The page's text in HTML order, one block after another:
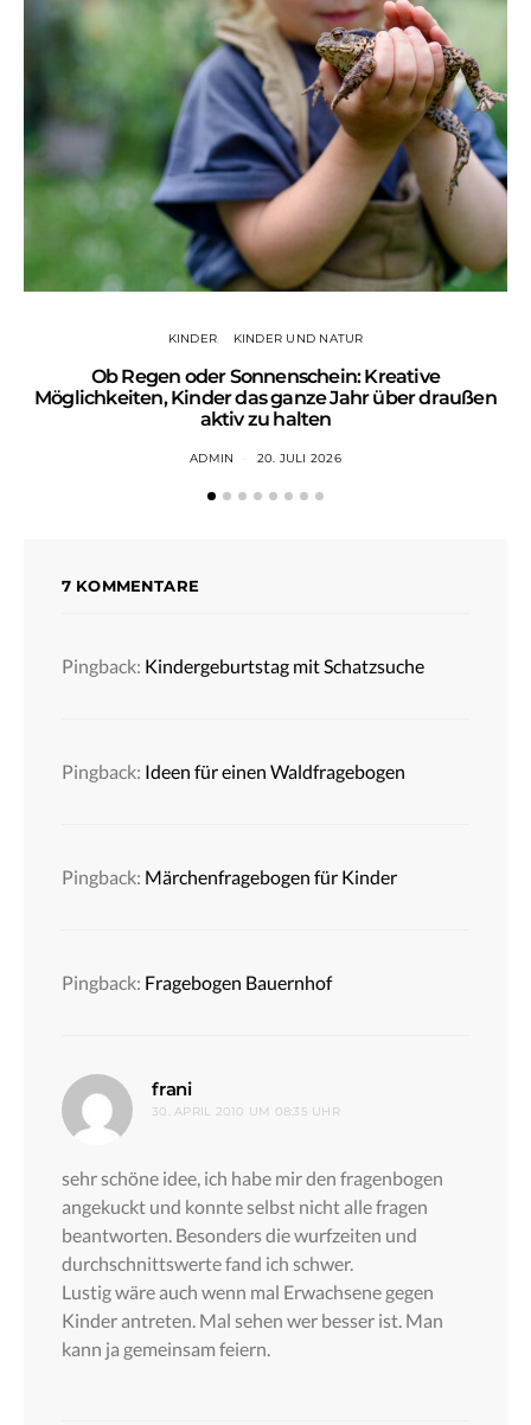
KINDER KINDER UND NATUR
Ob Regen oder Sonnenschein: Kreative
Möglichkeiten, Kinder das ganze Jahr über draußen
aktiv zu halten
ADMIN 20. JULI 2026
7 KOMMENTARE
Pingback: Kindergeburtstag mit Schatzsuche
Pingback: Ideen für einen Waldfragebogen
Pingback: Märchenfragebogen für Kinder
Pingback: Fragebogen Bauernhof
franisagt:
30. APRIL 2010 UM 08:35 UHR
sehr schöne idee, ich habe mir den fragenbogen
angekuckt und konnte selbst nicht alle fragen
beantworten. Besonders die wurfzeiten und
durchschnittswerte fand ich schwer.
Lustig wäre auch wenn mal Erwachsene gegen
Kinder antreten. Mal sehen wer besser ist. Man
kann ja gemeinsam feiern.